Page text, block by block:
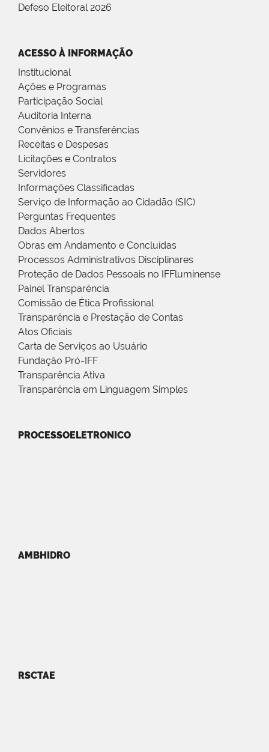
Defeso Eleitoral 2026
ACESSO À INFORMAÇÃO
Institucional
Ações e Programas
Participação Social
Auditoria Interna
Convênios e Transferências
Receitas e Despesas
Licitações e Contratos
Servidores
Informações Classificadas
Serviço de Informação ao Cidadão (SIC)
Perguntas Frequentes
Dados Abertos
Obras em Andamento e Concluídas
Processos Administrativos Disciplinares
Proteção de Dados Pessoais no IFFluminense
Painel Transparência
Comissão de Ética Profissional
Transparência e Prestação de Contas
Atos Oficiais
Carta de Serviços ao Usuário
Fundação Pró-IFF
Transparência Ativa
Transparência em Linguagem Simples
PROCESSOELETRONICO
AMBHIDRO
RSCTAE